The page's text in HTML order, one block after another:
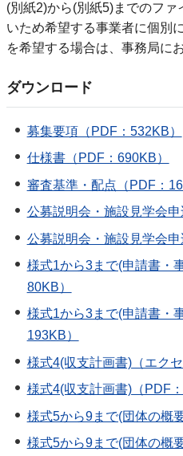
(別紙2)から(別紙5)までのフ
いため希望する事業者に個別
を希望する場合は、事務局に
ダウンロード
募集要項（PDF：532KB）
仕様書（PDF：690KB）
審査基準・配点（PDF：
公募説明会・施設見学会申
公募説明会・施設見学会申
様式1から3まで(申請書・
80KB）
様式1から3まで(申請書・
193KB）
様式4(収支計画書)（エクセ
様式4(収支計画書)（PDF：
様式5から9まで(団体の概
様式5から9まで(団体の概